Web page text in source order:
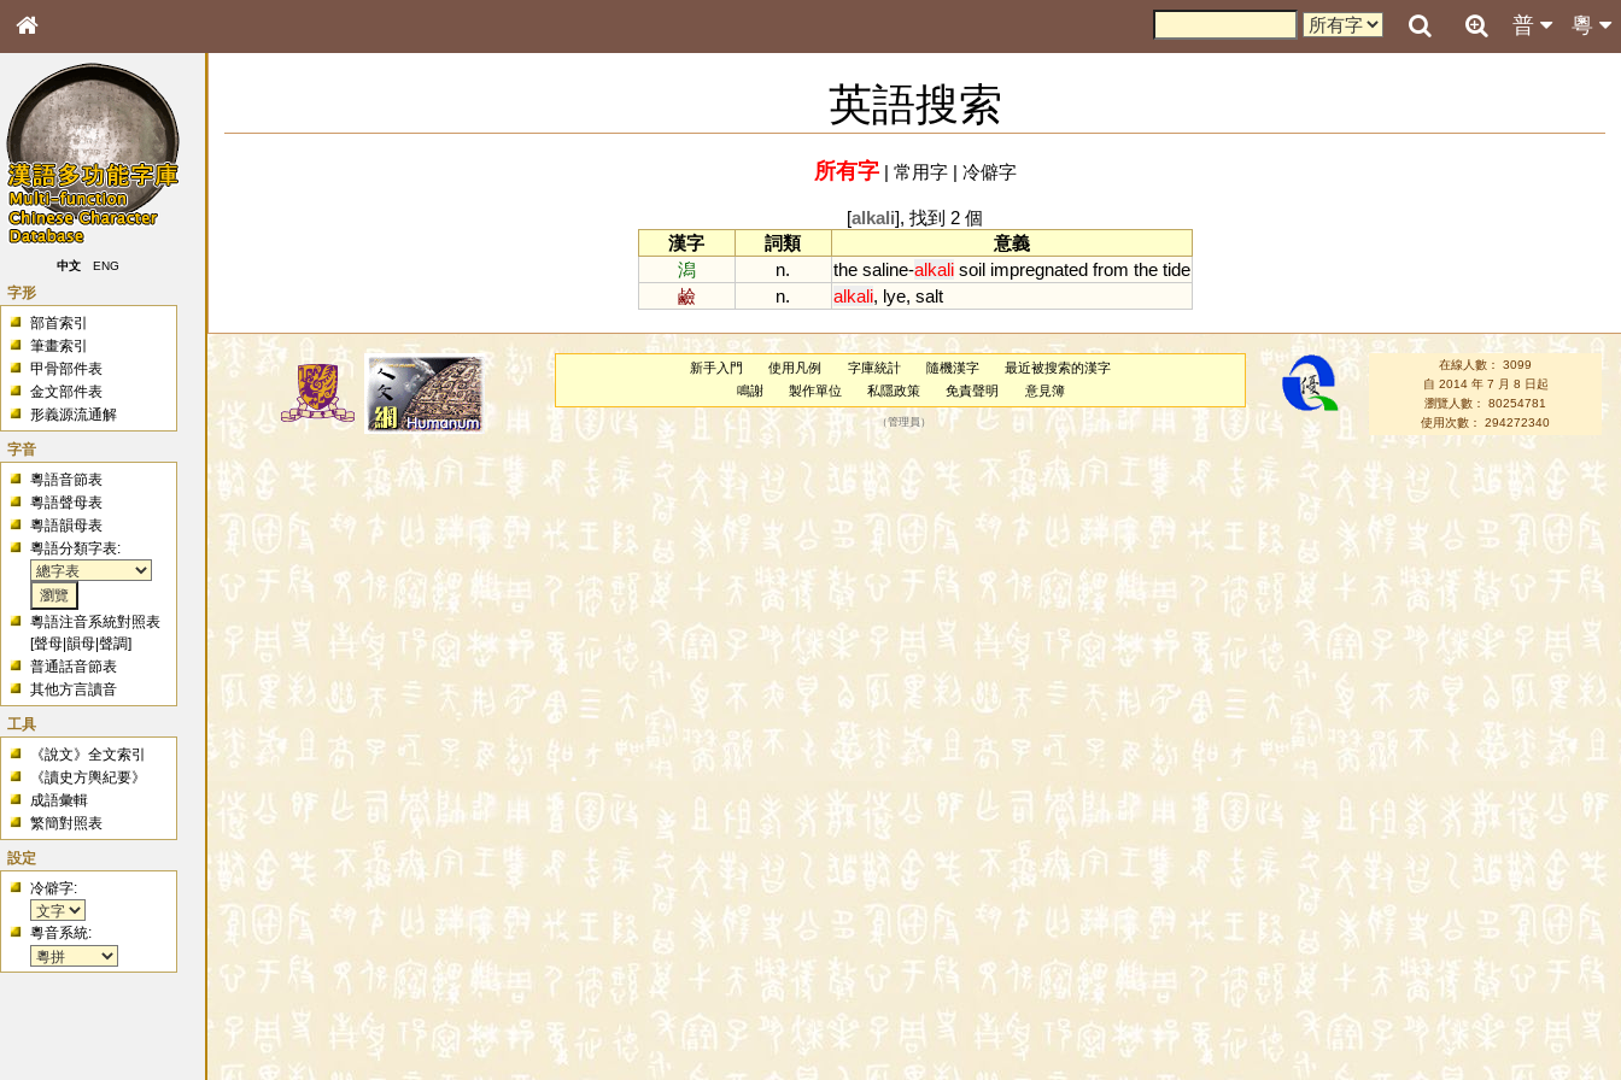
粵
普
中文 ENG
字形
部首索引
筆畫索引
甲骨部件表
金文部件表
形義源流通解
字音
粵語音節表
粵語聲母表
粵語韻母表
粵語分類字表:
粵語注音系統對照表
[聲母 |韻母 |聲調]
普通話音節表
其他方言讀音
工具
《說文》全文索引
《讀史方輿紀要》
成語彙輯
繁簡對照表
設定
冷僻字:
粵音系統:
英語搜索
所有字| 常用字| 冷僻字
[alkali], 找到 2 個
漢字
詞類
意義
潟
n. the saline-alkali soil impregnated from the tide
鹼
n. alkali, lye, salt
新手入門 使用凡例 字庫統計 隨機漢字
最近被搜索的漢字
鳴謝
製作單位 私隱政策 免責聲明 意見簿
（管理員 ）
在線人數： 3099
自 2014 年 7 月 8 日起
瀏覽人數： 80254781
使用次數： 294272340